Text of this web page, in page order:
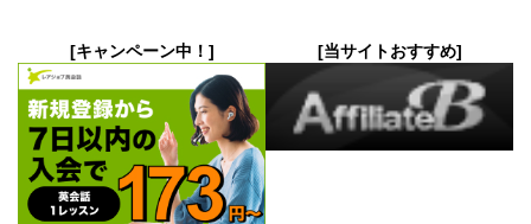
[キャンペーン中！] [当サイトおすすめ]